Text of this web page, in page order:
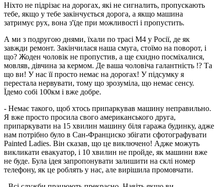
Ніхто не підрізає на дорогах, які не сигналить, пропускають
тебе, якщо у тебе закінчується дорога, а якщо машина
затримує рух, вона з'їде при можливості і пропустить.
А ми з подругою днями, їхали по трасі М4 у Росії, де як
завжди ремонт. Закінчилася наша смуга, стоїмо на поворот, і
що? Жоден чоловік не пропустив, а ще єхидно посміхалися,
мовляв, дівчина за кермом. Де ваша чоловіча галантність !? Та
що ви! У нас її просто немає на дорогах! У підсумку я
перестала нервувати, тому що зрозуміла, що немає сенсу.
Їдемо собі 100км і вже добре.
- Немає такого, щоб хтось припаркував машину неправильно.
Я вже просто просила свого американського друга,
припаркувати на 15 хвилин машину біля гаража будинку, адже
нам потрібно було в Сан-Франциско збігати сфотографувати
Painted Ladies. Він сказав, що це виключено! Адже можуть
викликати евакуатор, і 10 хвилин не пройде, як машини вже
не буде. Була ідея запропонувати залишити на склі номер
телефону, як це роблять у нас, але вирішила промовчати.